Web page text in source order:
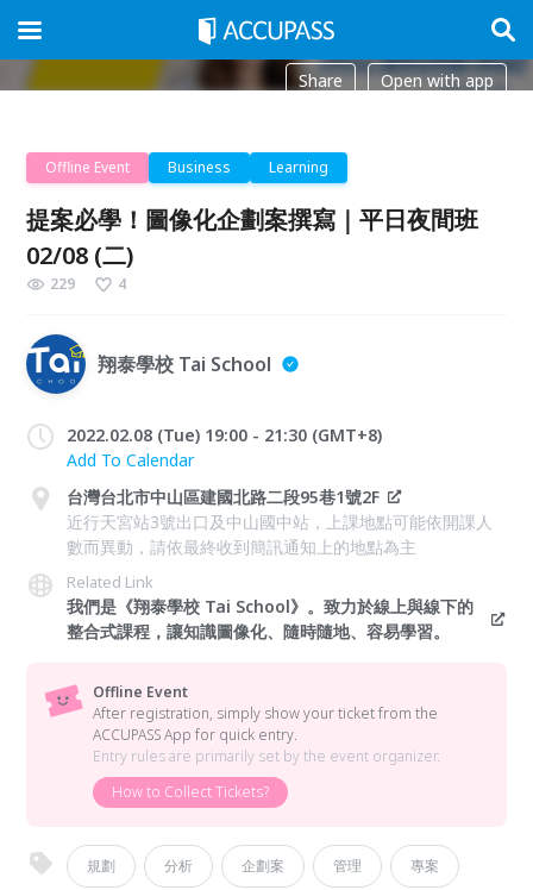
Share Open with app
Offline Event Business Learning
提案必學！圖像化企劃案撰寫｜平日夜間班
02/08 (二)
229 4
翔泰學校 Tai School
2022.02.08 (Tue) 19:00 - 21:30 (GMT+8)
Add To Calendar
台灣台北市中山區建國北路二段95巷1號2F
近行天宮站3號出口及中山國中站，上課地點可能依開課人
數而異動，請依最終收到簡訊通知上的地點為主
Related Link
我們是《翔泰學校 Tai School》。致力於線上與線下的
整合式課程，讓知識圖像化、隨時隨地、容易學習。
Offline Event
After registration, simply show your ticket from the
ACCUPASS App for quick entry.
Entry rules are primarily set by the event organizer.
How to Collect Tickets?
規劃 分析 企劃案 管理 專案